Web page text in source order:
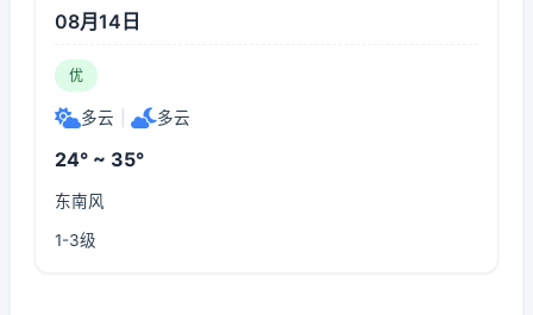
08月14日
优
多云 多云
24° ~ 35°
东南风
1-3级